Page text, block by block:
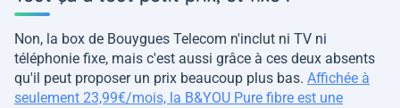
Non, la box de Bouygues Telecom n'inclut ni TV ni
téléphonie fixe, mais c'est aussi grâce à ces deux absents
qu'il peut proposer un prix beaucoup plus bas. Affichée à
seulement 23,99€/mois, la B&YOU Pure fibre est une